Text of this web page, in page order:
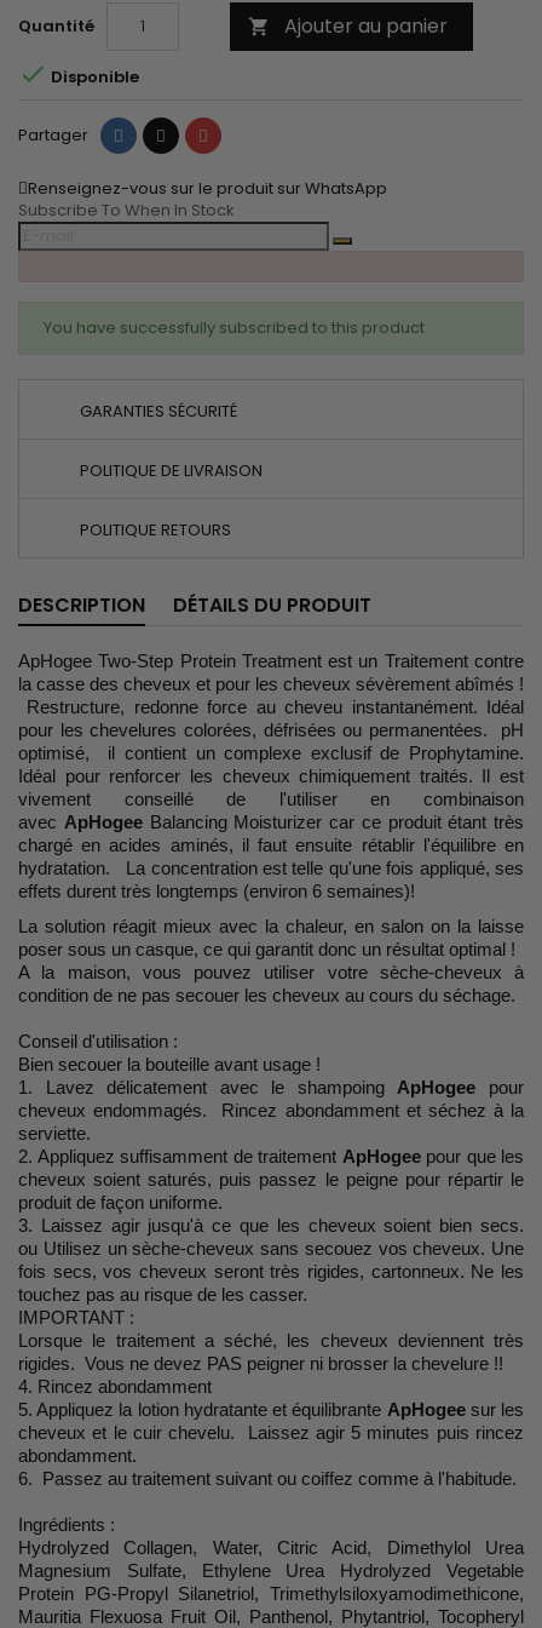
Quantité  Ajouter au panier
 Disponible
Partager PartagerTweet Pinterest
Renseignez-vous sur le produit sur WhatsApp
Subscribe To When In Stock
You have successfully subscribed to this product
GARANTIES SÉCURITÉ
POLITIQUE DE LIVRAISON
POLITIQUE RETOURS
DESCRIPTION DÉTAILS DU PRODUIT
ApHogee Two-Step Protein Treatment est un Traitement contre
la casse des cheveux et pour les cheveux sévèrement abîmés !
Restructure, redonne force au cheveu instantanément. Idéal
pour les chevelures colorées, défrisées ou permanentées. pH
optimisé, il contient un complexe exclusif de Prophytamine.
Idéal pour renforcer les cheveux chimiquement traités. Il est
vivement conseillé de l'utiliser en combinaison
avec ApHogeeBalancing Moisturizer car ce produit étant très
chargé en acides aminés, il faut ensuite rétablir l'équilibre en
hydratation. La concentration est telle qu'une fois appliqué, ses
effets durent très longtemps (environ 6 semaines)!
La solution réagit mieux avec la chaleur, en salon on la laisse
poser sous un casque, ce qui garantit donc un résultat optimal !
A la maison, vous pouvez utiliser votre sèche-cheveux à
condition de ne pas secouer les cheveux au cours du séchage.
Conseil d'utilisation :
Bien secouer la bouteille avant usage !
1. Lavez délicatement avec le shampoingApHogee pour
cheveux endommagés. Rincez abondamment et séchez à la
serviette.
2. Appliquez suffisamment de traitement ApHogeepour que les
cheveux soient saturés, puis passez le peigne pour répartir le
produit de façon uniforme.
3. Laissez agir jusqu'à ce que les cheveux soient bien secs.
ou Utilisez un sèche-cheveux sans secouez vos cheveux. Une
fois secs, vos cheveux seront très rigides, cartonneux. Ne les
touchez pas au risque de les casser.
IMPORTANT :
Lorsque le traitement a séché, les cheveux deviennent très
rigides. Vous ne devez PAS peigner ni brosser la chevelure !!
4. Rincez abondamment
5. Appliquez la lotion hydratante et équilibrante ApHogeesur les
cheveux et le cuir chevelu. Laissez agir 5 minutes puis rincez
abondamment.
6. Passez au traitement suivant ou coiffez comme à l'habitude.
Ingrédients :
Hydrolyzed Collagen, Water, Citric Acid, Dimethylol Urea
Magnesium Sulfate, Ethylene Urea Hydrolyzed Vegetable
Protein PG-Propyl Silanetriol, Trimethylsiloxyamodimethicone,
Mauritia Flexuosa Fruit Oil, Panthenol, Phytantriol, Tocopheryl